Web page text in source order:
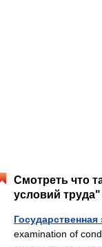
Смотреть что
условий
examination of